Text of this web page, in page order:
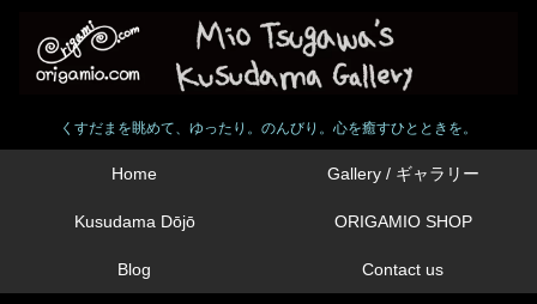
くすだまを眺めて、ゆったり。のんびり。心を癒すひとときを。
Home Gallery / ギャラリー
Kusudama Dōjō ORIGAMIO SHOP
Blog Contact us